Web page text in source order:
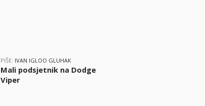
PIŠE: IVAN IGLOO GLUHAK
Mali podsjetnik na Dodge
Viper